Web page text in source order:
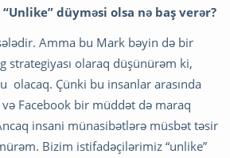
“Unlike” düyməsi olsa nə baş verər?
Amma bu Mark bəyin də bir
strategiyası olaraq düşünürəm ki,
olacaq. Çünki bu insanlar arasında
Facebook bir müddət də maraq
insani münasibətlərə müsbət təsir
Bizim istifadəçilərimiz “unlike”